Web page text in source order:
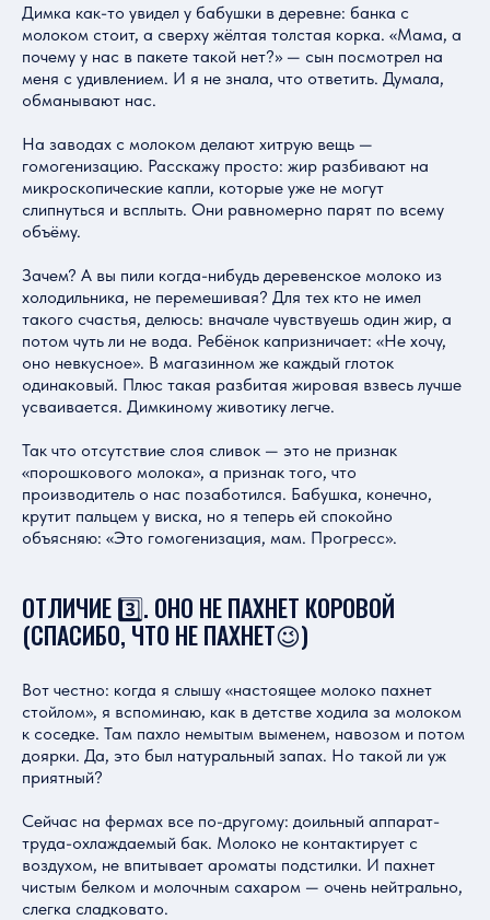
Димка как-то увидел у бабушки в деревне: банка с
молоком стоит, а сверху жёлтая толстая корка. «Мама, а
почему у нас в пакете такой нет?» — сын посмотрел на
меня с удивлением. И я не знала, что ответить. Думала,
обманывают нас.
На заводах с молоком делают хитрую вещь —
гомогенизацию. Расскажу просто: жир разбивают на
микроскопические капли, которые уже не могут
слипнуться и всплыть. Они равномерно парят по всему
объёму.
Зачем? А вы пили когда-нибудь деревенское молоко из
холодильника, не перемешивая? Для тех кто не имел
такого счастья, делюсь: вначале чувствуешь один жир, а
потом чуть ли не вода. Ребёнок капризничает: «Не хочу,
оно невкусное». В магазинном же каждый глоток
одинаковый. Плюс такая разбитая жировая взвесь лучше
усваивается. Димкиному животику легче.
Так что отсутствие слоя сливок — это не признак
«порошкового молока», а признак того, что
производитель о нас позаботился. Бабушка, конечно,
крутит пальцем у виска, но я теперь ей спокойно
объясняю: «Это гомогенизация, мам. Прогресс».
ОТЛИЧИЕ 3️⃣. ОНО НЕ ПАХНЕТ КОРОВОЙ
(СПАСИБО, ЧТО НЕ ПАХНЕТ😉)
Вот честно: когда я слышу «настоящее молоко пахнет
стойлом», я вспоминаю, как в детстве ходила за молоком
к соседке. Там пахло немытым выменем, навозом и потом
доярки. Да, это был натуральный запах. Но такой ли уж
приятный?
Сейчас на фермах все по-другому: доильный аппарат-
труда-охлаждаемый бак. Молоко не контактирует с
воздухом, не впитывает ароматы подстилки. И пахнет
чистым белком и молочным сахаром — очень нейтрально,
слегка сладковато.